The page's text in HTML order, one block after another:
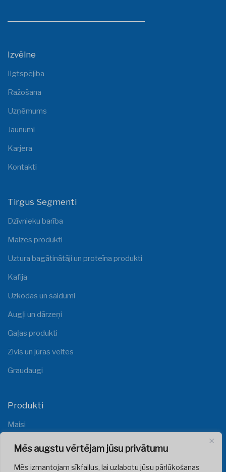
Mēs augstu vērtējam jūsu privātumu
Mēs izmantojam sīkfailus, lai uzlabotu jūsu pārlūkošanas
Izvēlne
Ilgtspējība
Ražošana
Uzņēmums
Jaunumi
Karjera
Kontakti
Tirgus Segmenti
Dzīvnieku barība
Maizes produkti
Uztura bagātinātāji un proteīna produkti
Kafija
Uzkodas un saldumi
Augļi un dārzeņi
Gaļas produkti
Zivis un jūras veltes
Graudaugi
Produkti
Maisi
Plēves